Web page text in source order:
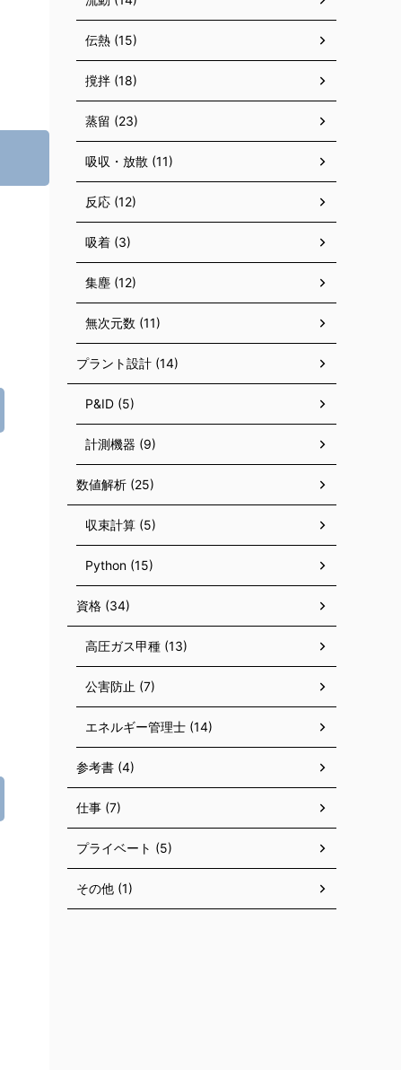
伝熱 (15)
撹拌 (18)
蒸留 (23)
吸収・放散 (11)
反応 (12)
吸着 (3)
集塵 (12)
無次元数 (11)
プラント設計 (14)
P&ID (5)
計測機器 (9)
数値解析 (25)
収束計算 (5)
Python (15)
資格 (34)
高圧ガス甲種 (13)
公害防止 (7)
エネルギー管理士 (14)
参考書 (4)
仕事 (7)
プライベート (5)
その他 (1)